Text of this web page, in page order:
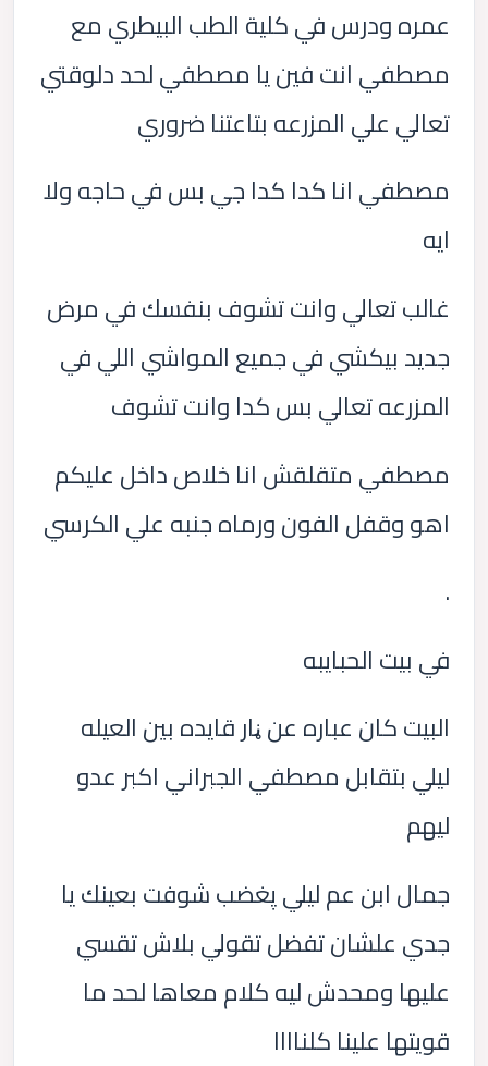
عمره ودرس في كلية الطب البيطري مع
مصطفي انت فين يا مصطفي لحد دلوقتي
تعالي علي المزرعه بتاعتنا ضروري
مصطفي انا كدا كدا جي بس في حاجه ولا
ايه
غالب تعالي وانت تشوف بنفسك في مرض
جديد بيكشي في جميع المواشي اللي في
المزرعه تعالي بس كدا وانت تشوف
مصطفي متقلقش انا خلاص داخل عليكم
اهو وقفل الفون ورماه جنبه علي الكرسي
.
في بيت الحبايبه
البيت كان عباره عن ڼار قايده بين العيله
ليلي بتقابل مصطفي الجبراني اكبر عدو
ليهم
جمال ابن عم ليلي پغضب شوفت بعينك يا
جدي علشان تفضل تقولي بلاش تقسي
عليها ومحدش ليه كلام معاها لحد ما
قويتها علينا كلناااا